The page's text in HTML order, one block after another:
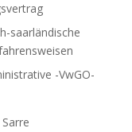
saarländische
-VwGO-